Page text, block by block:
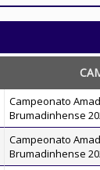
Campeonato
Brumadinhense
Campeonato
Brumadinhense